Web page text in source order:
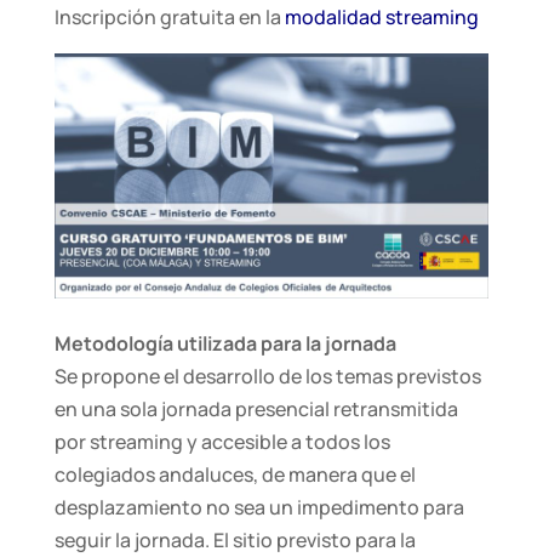
Inscripción gratuita en la modalidad streaming
Metodología utilizada para la jornada
Se propone el desarrollo de los temas previstos
en una sola jornada presencial retransmitida
por streaming y accesible a todos los
colegiados andaluces, de manera que el
desplazamiento no sea un impedimento para
seguir la jornada. El sitio previsto para la